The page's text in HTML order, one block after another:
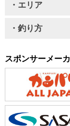
・エリア
・釣り方
スポンサーメーカ